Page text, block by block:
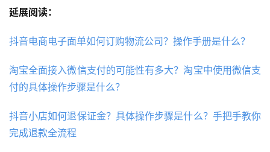
延展阅读：
抖音电商电子面单如何订购物流公司？操作手册是什么？
淘宝全面接入微信支付的可能性有多大？淘宝中使用微信支
付的具体操作步骤是什么？
抖音小店如何退保证金？具体操作步骤是什么？手把手教你
完成退款全流程